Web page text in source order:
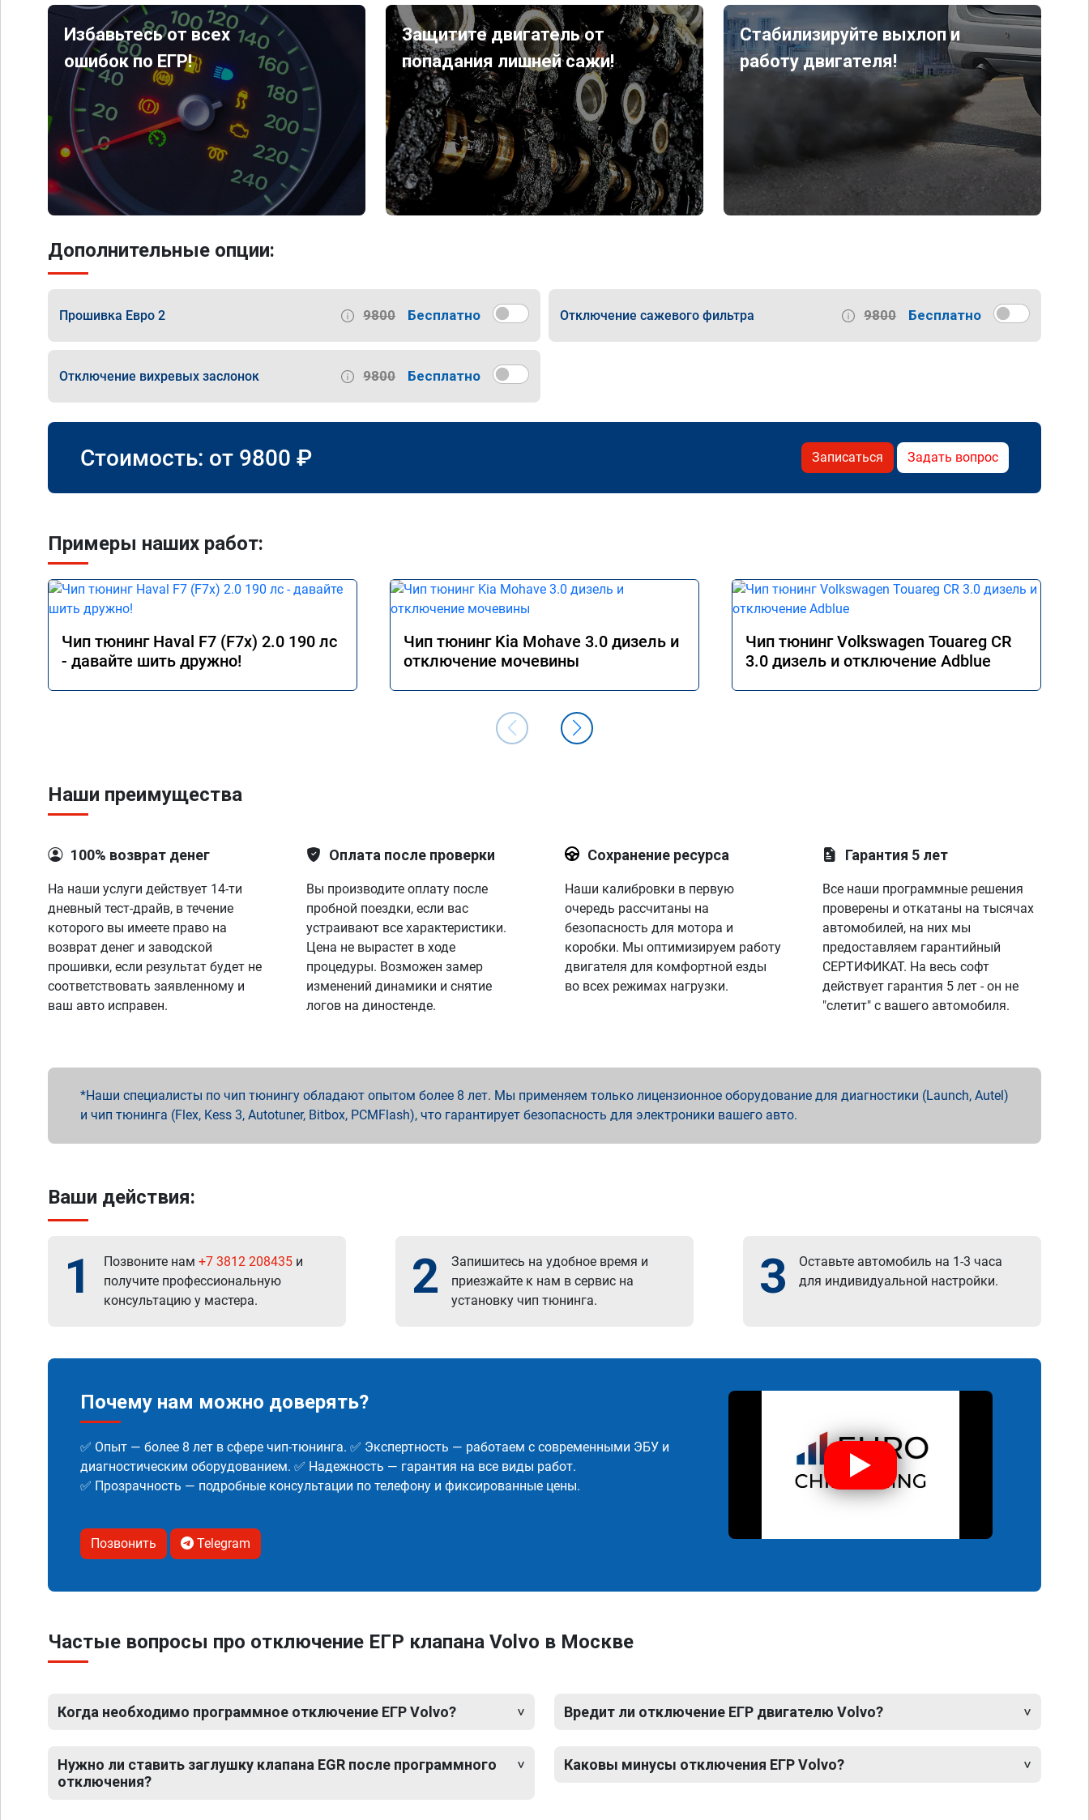
Избавьтесь от всех
ошибок по ЕГР!
Защитите двигатель от
попадания лишней сажи!
Стабилизируйте выхлоп и
работу двигателя!
Дополнительные опции:
Прошивка Евро 2 9800 Бесплатно Отключение сажевого фильтра 9800 Бесплатно
Отключение вихревых заслонок 9800 Бесплатно
Стоимость: от 9800 ₽ Записаться Задать вопрос
Примеры наших работ:
Чип тюнинг Haval F7 (F7x) 2.0 190 лс
- давайте шить дружно!
Чип тюнинг Kia Mohave 3.0 дизель и
отключение мочевины
Чип тюнинг Volkswagen Touareg CR
3.0 дизель и отключение Adblue
Наши преимущества
100% возврат денег
На наши услуги действует 14-ти
дневный тест-драйв, в течение
которого вы имеете право на
возврат денег и заводской
прошивки, если результат будет не
соответствовать заявленному и
ваш авто исправен.
Оплата после проверки
Вы производите оплату после
пробной поездки, если вас
устраивают все характеристики.
Цена не вырастет в ходе
процедуры. Возможен замер
изменений динамики и снятие
логов на диностенде.
Сохранение ресурса
Наши калибровки в первую
очередь рассчитаны на
безопасность для мотора и
коробки. Мы оптимизируем работу
двигателя для комфортной езды
во всех режимах нагрузки.
Гарантия 5 лет
Все наши программные решения
проверены и откатаны на тысячах
автомобилей, на них мы
предоставляем гарантийный
СЕРТИФИКАТ. На весь софт
действует гарантия 5 лет - он не
"слетит" с вашего автомобиля.
Наши специалисты по чип тюнингу обладают опытом более 8 лет. Мы применяем только лицензионное оборудование для диагностики (Launch, Autel)
и чип тюнинга (Flex, Kess 3, Autotuner, Bitbox, PCMFlash), что гарантирует безопасность для электроники вашего авто.
Ваши действия:
1 Позвоните нам +7 3812 208435 и
получите профессиональную
консультацию у мастера.
2
Запишитесь на удобное время и
приезжайте к нам в сервис на
установку чип тюнинга.
3
Оставьте автомобиль на 1-3 часа
для индивидуальной настройки.
Почему нам можно доверять?
✅ Опыт — более 8 лет в сфере чип-тюнинга. ✅ Экспертность — работаем с современными ЭБУ и
диагностическим оборудованием. ✅ Надежность — гарантия на все виды работ.
✅ Прозрачность — подробные консультации по телефону и фиксированные цены.
Позвонить Telegram
Частые вопросы про отключение ЕГР клапана Volvo в Москве
Когда необходимо программное отключение ЕГР Volvo?
Нужно ли ставить заглушку клапана EGR после программного
отключения?
Вредит ли отключение ЕГР двигателю Volvo?
Каковы минусы отключения ЕГР Volvo?